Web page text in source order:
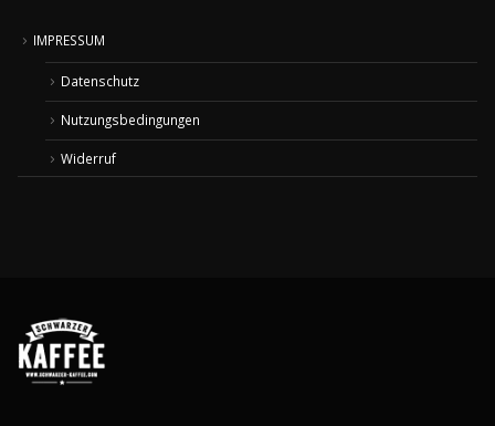
IMPRESSUM
Datenschutz
Nutzungsbedingungen
Widerruf